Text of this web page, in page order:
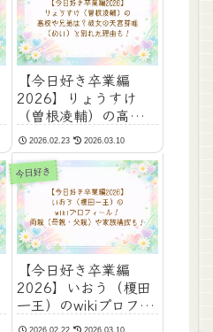
【今日好き卒業編
2026】りょうすけ
（曽根凌輔）の高校や
兄弟は？彼女の天宮芽
唯（めい）と別れた理
由も！
2026.02.23 2026.03.10
今日好き
【今日好き卒業編
2026】いおう（榎田
一王）のwikiプロフィ
ール！両親（母親・父